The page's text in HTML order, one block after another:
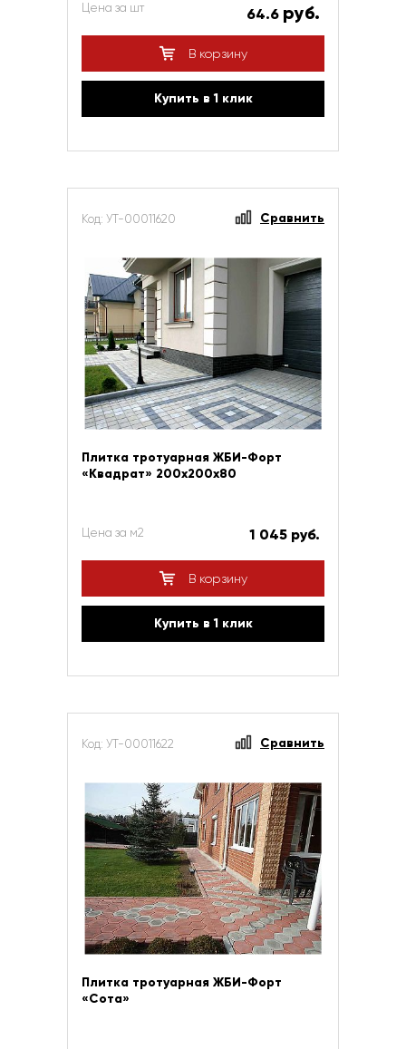
Цена за шт 64.6 руб.
В корзину
Купить в 1 клик
Код: УТ-00011620 Сравнить
Плитка тротуарная ЖБИ-Форт
«Квадрат» 200х200х80
Цена за м2 1 045 руб.
В корзину
Купить в 1 клик
Код: УТ-00011622 Сравнить
Плитка тротуарная ЖБИ-Форт
«Сота»